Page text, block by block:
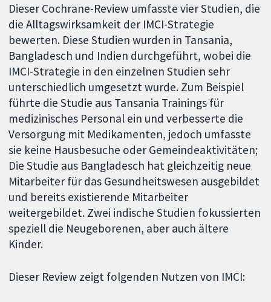
Dieser Cochrane-Review umfasste vier Studien, die
die Alltagswirksamkeit der IMCI-Strategie
bewerten. Diese Studien wurden in Tansania,
Bangladesch und Indien durchgeführt, wobei die
IMCI-Strategie in den einzelnen Studien sehr
unterschiedlich umgesetzt wurde. Zum Beispiel
führte die Studie aus Tansania Trainings für
medizinisches Personal ein und verbesserte die
Versorgung mit Medikamenten, jedoch umfasste
sie keine Hausbesuche oder Gemeindeaktivitäten;
Die Studie aus Bangladesch hat gleichzeitig neue
Mitarbeiter für das Gesundheitswesen ausgebildet
und bereits existierende Mitarbeiter
weitergebildet. Zwei indische Studien fokussierten
speziell die Neugeborenen, aber auch ältere
Kinder.
Dieser Review zeigt folgenden Nutzen von IMCI: